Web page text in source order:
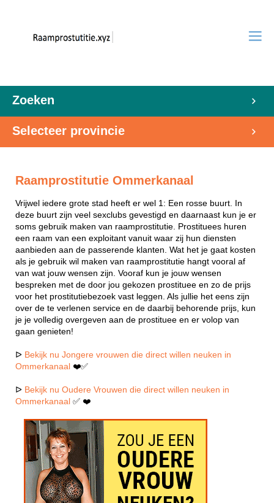
Zoeken
Selecteer provincie
Raamprostitutie Ommerkanaal
Vrijwel iedere grote stad heeft er wel 1: Een rosse buurt. In
deze buurt zijn veel sexclubs gevestigd en daarnaast kun je er
soms gebruik maken van raamprostitutie. Prostituees huren
een raam van een exploitant vanuit waar zij hun diensten
aanbieden aan de passerende klanten. Wat het je gaat kosten
als je gebruik wil maken van raamprostitutie hangt vooral af
van wat jouw wensen zijn. Vooraf kun je jouw wensen
bespreken met de door jou gekozen prostituee en zo de prijs
voor het prostitutiebezoek vast leggen. Als jullie het eens zijn
over de te verlenen service en de daarbij behorende prijs, kun
je je volledig overgeven aan de prostituee en er volop van
gaan genieten!
ᐅ Bekijk nu Jongere vrouwen die direct willen neuken in
Ommerkanaal ❤️✅
ᐅ Bekijk nu Oudere Vrouwen die direct willen neuken in
Ommerkanaal ✅ ❤️